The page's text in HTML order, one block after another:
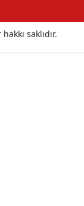
saklıdır.